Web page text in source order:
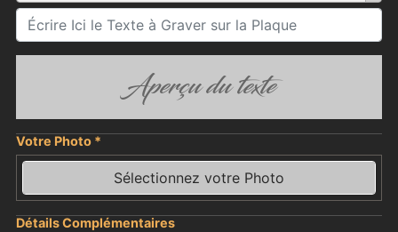
Aperçu du texte
Votre Photo *
Sélectionnez votre Photo
Détails Complémentaires